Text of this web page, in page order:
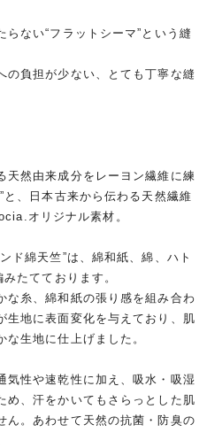
ない“フラットシーマ”という縫
の負担が少ない、とても丁寧な縫
天然由来成分をレーヨン繊維に練
と、日本古来から伝わる天然繊維
オリジナル素材。
ド綿天竺”は、綿和紙、綿、ハト
たてております。
な糸、綿和紙の張り感を組み合わ
生地に表面変化を与えており、肌
生地に仕上げました。
気性や速乾性に加え、吸水・吸湿
め、汗をかいてもさらっとした肌
ん。あわせて天然の抗菌・防臭の